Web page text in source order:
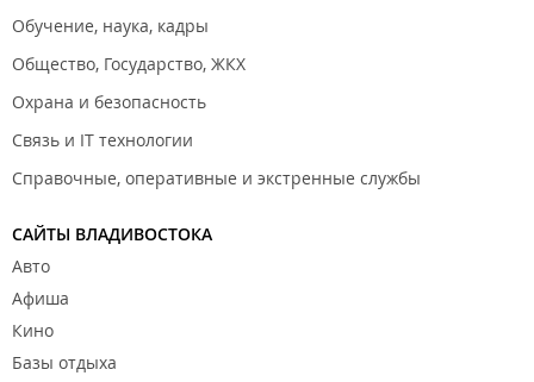
Обучение, наука, кадры
Общество, Государство, ЖКХ
Охрана и безопасность
Связь и IT технологии
Справочные, оперативные и экстренные службы
САЙТЫ ВЛАДИВОСТОКА
Авто
Афиша
Кино
Базы отдыха